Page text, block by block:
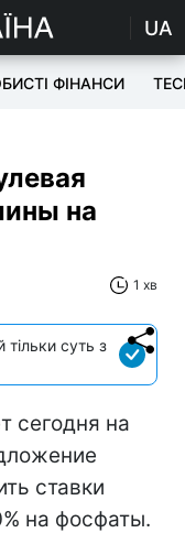
UA
ФІНАНСИ
на
1 хв
суть з
сегодня на
ставки
на фосфаты.